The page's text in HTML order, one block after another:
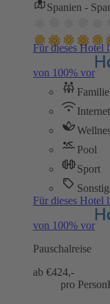
Spanien -
Für dieses Hotel
von 100% vor
Familie
Pool
Sport
Für dieses Hotel
von 100% vor
Pauschalreise
ab €424,-
pro Person